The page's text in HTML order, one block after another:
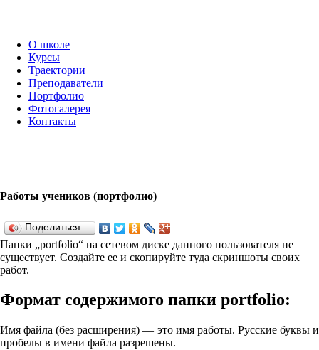
О школе
Курсы
Траектории
Преподаватели
Портфолио
Фотогалерея
Контакты
Работы учеников (портфолио)
Поделиться…
Папки „port­fo­lio“ на сетевом диске данного пользователя не
существует. Создайте ее и скопируйте туда скриншоты своих
работ.
Формат содержимого папки port­fo­lio:
Имя файла (без расширения) — это имя работы. Русские буквы и
пробелы в имени файла разрешены.